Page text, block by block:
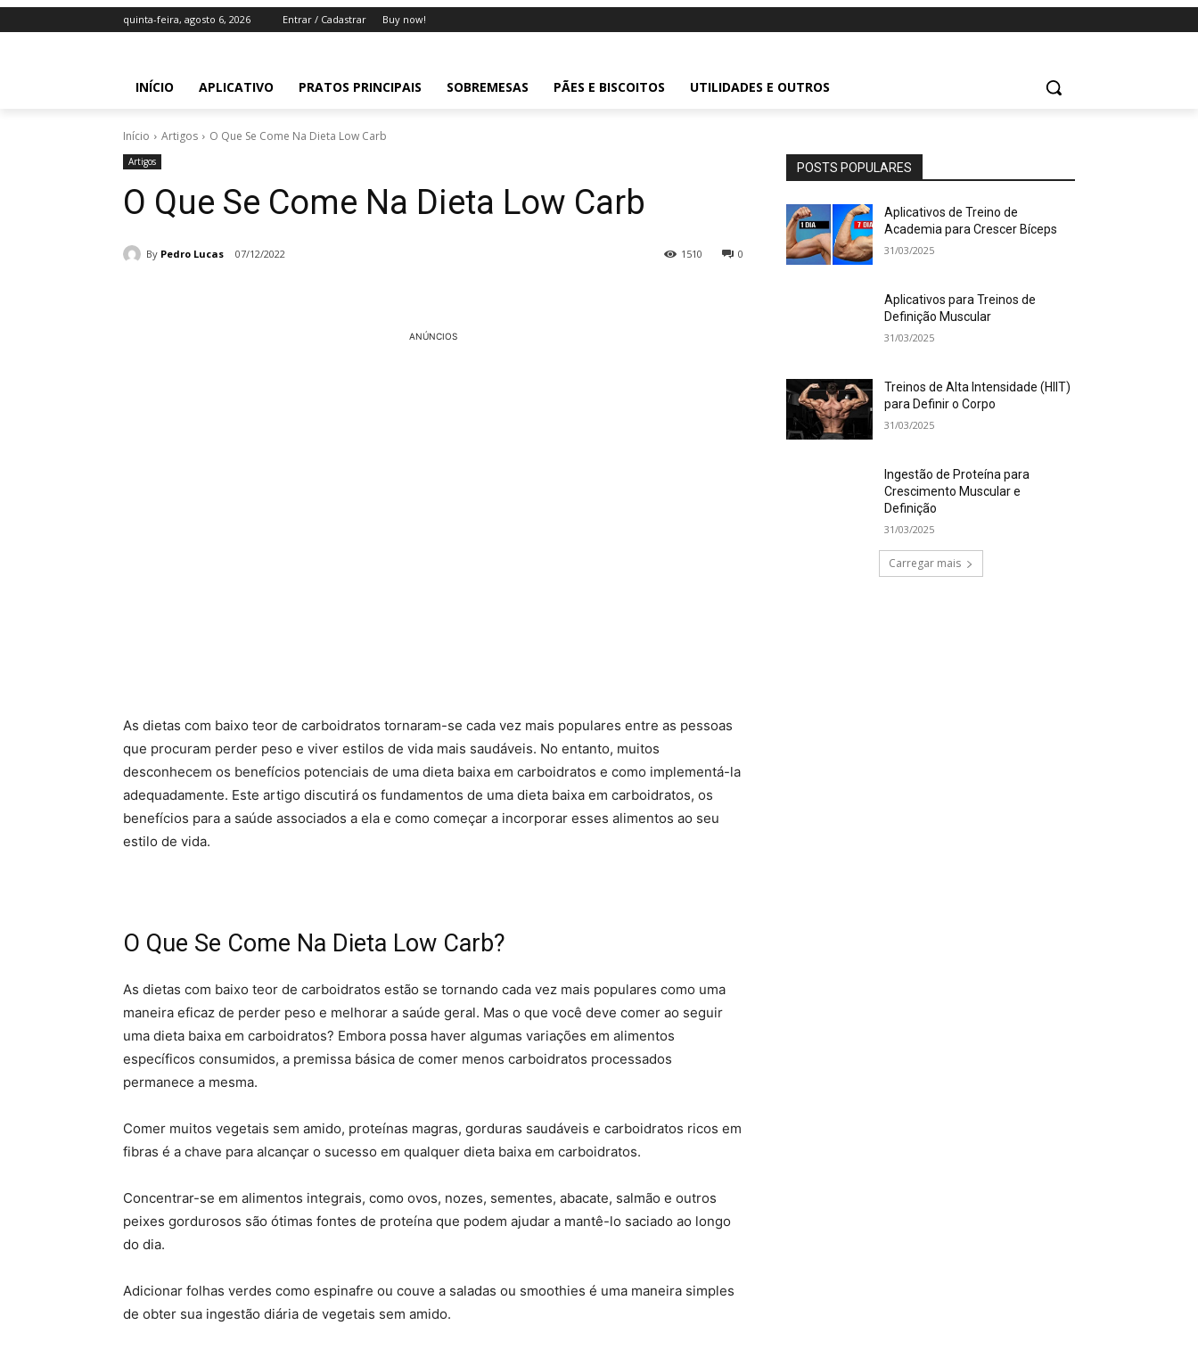
quinta-feira, agosto 6, 2026 Entrar / Cadastrar Buy now!
INÍCIO APLICATIVO PRATOS PRINCIPAIS SOBREMESAS PÃES E BISCOITOS UTILIDADES E OUTROS
Início Artigos O Que Se Come Na Dieta Low Carb
Artigos
O Que Se Come Na Dieta Low Carb
By Pedro Lucas 07/12/2022 0
1510
ANÚNCIOS
As dietas com baixo teor de carboidratos tornaram-se cada vez mais populares entre as pessoas
que procuram perder peso e viver estilos de vida mais saudáveis. No entanto, muitos
desconhecem os benefícios potenciais de uma dieta baixa em carboidratos e como implementá-la
adequadamente. Este artigo discutirá os fundamentos de uma dieta baixa em carboidratos, os
benefícios para a saúde associados a ela e como começar a incorporar esses alimentos ao seu
estilo de vida.
O Que Se Come Na Dieta Low Carb?
As dietas com baixo teor de carboidratos estão se tornando cada vez mais populares como uma
maneira eficaz de perder peso e melhorar a saúde geral. Mas o que você deve comer ao seguir
uma dieta baixa em carboidratos? Embora possa haver algumas variações em alimentos
específicos consumidos, a premissa básica de comer menos carboidratos processados
permanece a mesma.
Comer muitos vegetais sem amido, proteínas magras, gorduras saudáveis e carboidratos ricos em
fibras é a chave para alcançar o sucesso em qualquer dieta baixa em carboidratos.
Concentrar-se em alimentos integrais, como ovos, nozes, sementes, abacate, salmão e outros
peixes gordurosos são ótimas fontes de proteína que podem ajudar a mantê-lo saciado ao longo
do dia.
Adicionar folhas verdes como espinafre ou couve a saladas ou smoothies é uma maneira simples
de obter sua ingestão diária de vegetais sem amido.
POSTS POPULARES
Aplicativos de Treino de
Academia para Crescer Bíceps
31/03/2025
Aplicativos para Treinos de
Definição Muscular
31/03/2025
Treinos de Alta Intensidade (HIIT)
para Definir o Corpo
31/03/2025
Ingestão de Proteína para
Crescimento Muscular e
Definição
31/03/2025
Carregar mais